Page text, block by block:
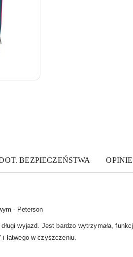
BEZPIECZEŃSTWA
- Peterson
wyjazd. Jest bardzo wytrzymała,
łatwego w czyszczeniu.